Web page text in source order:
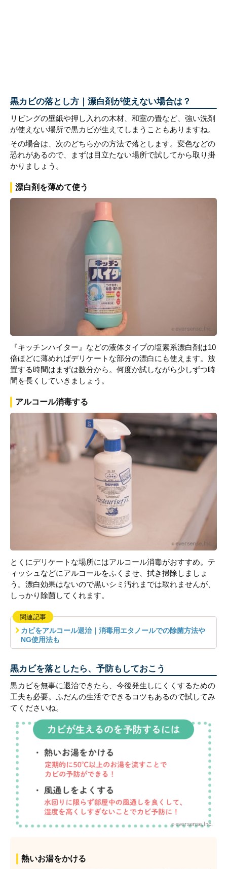
黒カビの落とし方｜漂白剤が使えない場合は？
リビングの壁紙や押し入れの木材、和室の畳など、強い洗剤
が使えない場所で黒カビが生えてしまうこともありますね。
その場合は、次のどちらかの方法で落とします。変色などの
恐れがあるので、まずは目立たない場所で試してから取り掛
かりましょう。
漂白剤を薄めて使う
『キッチンハイター』などの液体タイプの塩素系漂白剤は10
倍ほどに薄めればデリケートな部分の漂白にも使えます。放
置する時間はまずは数分から。何度か試しながら少しずつ時
間を長くしていきましょう。
アルコール消毒する
とくにデリケートな場所にはアルコール消毒がおすすめ。テ
ィッシュなどにアルコールをふくませ、拭き掃除しましょ
う。漂白効果はないので黒いシミ汚れまでは取れませんが、
しっかり除菌してくれます。
関連記事
カビをアルコール退治｜消毒用エタノールでの除菌方法や
NG使用法も
黒カビを落としたら、予防もしておこう
黒カビを無事に退治できたら、今後発生しにくくするための
工夫も必要。ふだんの生活でできるコツもあるので試してみ
てくださいね。
熱いお湯をかける